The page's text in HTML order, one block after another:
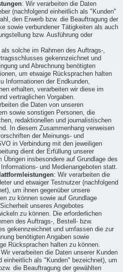
: Wir verarbeiten die Daten
(nachfolgend einheitlich als "Kunden"
den Erwerb bzw. die Beauftragung der
sowie verbundener Tätigkeiten als auch
bzw. Ausführung oder
solche im Rahmen des Auftrags-,
gekennzeichnet und
und Abrechnung benötigten
um etwaige Rücksprachen halten
Informationen der Endkunden,
erhalten, verarbeiten wir diese im
vertraglichen Vorgaben.
die Daten von unseren
sowie sonstigen Personen, die
redaktionellen und journalistischen
In diesem Zusammenhang verweisen
der Meinungs- und
in Verbindung mit den jeweiligen
dient der Erfüllung unserer
insbesondere auf Grundlage des
und Medienangeboten statt.
: Wir verarbeiten die
und etwaiger Testnutzer (nachfolgend
um ihnen gegenüber unsere
zu können sowie auf Grundlage
unseres Angebotes
zu können. Die erforderlichen
des Auftrags-, Bestell- bzw.
gekennzeichnet und umfassen die zur
benötigten Angaben sowie
Rücksprachen halten zu können.
Wir verarbeiten die Daten unserer Kunden
einheitlich als "Kunden" bezeichnet), um
die Beauftragung der gewählten